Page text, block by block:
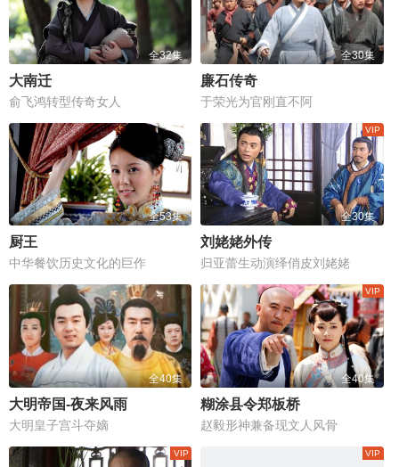
全32集
大南迁
俞飞鸿转型传奇女人
全30集
廉石传奇
于荣光为官刚直不阿
全53集
厨王
中华餐饮历史文化的巨作
全30集
刘姥姥外传
归亚蕾生动演绎俏皮刘姥姥
全40集
大明帝国-夜来风雨
大明皇子宫斗夺嫡
全40集
糊涂县令郑板桥
赵毅形神兼备现文人风骨